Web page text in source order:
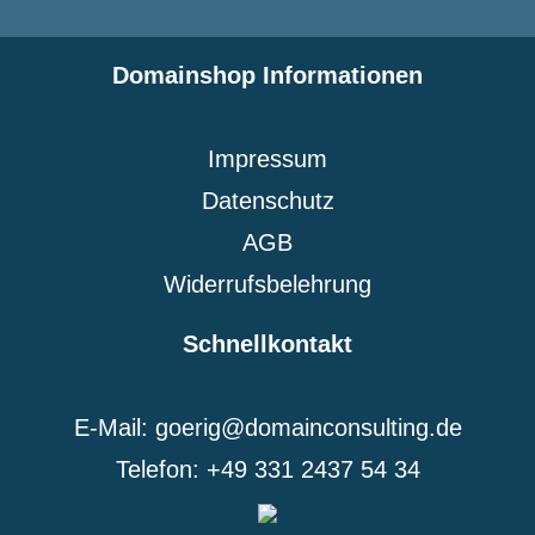
Domainshop Informationen
Impressum
Datenschutz
AGB
Widerrufsbelehrung
Schnellkontakt
E-Mail: goerig@domainconsulting.de
Telefon: +49 331 2437 54 34